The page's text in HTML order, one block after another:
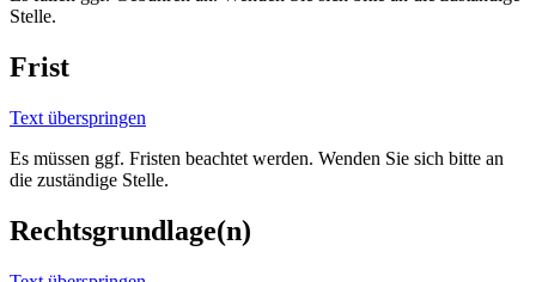
Stelle.
Frist
Text überspringen
Es müssen ggf. Fristen beachtet werden. Wenden Sie sich bitte an
die zuständige Stelle.
Rechtsgrundlage(n)